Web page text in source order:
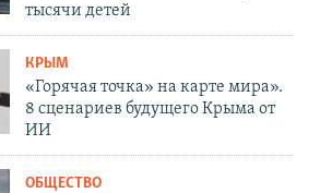
тысячи детей
КРЫМ
«Горячая точка» на карте мира».
8 сценариев будущего Крыма от
ИИ
ОБЩЕСТВО